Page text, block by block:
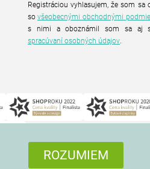
ROZUMIEM
Registráciou vyhlasujem, že som sa
sovšeobecnými obchodnými
s nimi a oboznámil som sa aj
spracúvaní osobných údajov.